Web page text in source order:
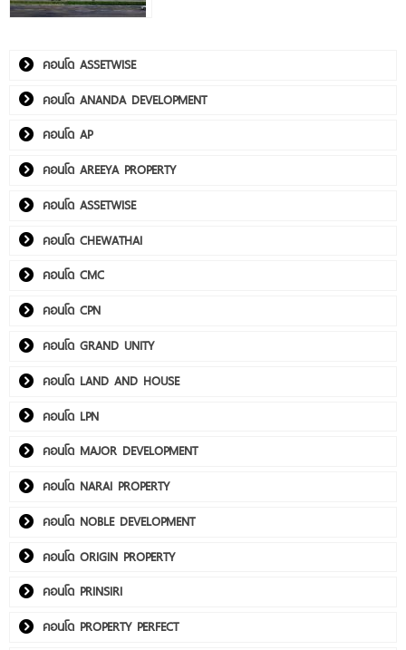
คอนโด ASSETWISE
คอนโด ANANDA DEVELOPMENT
คอนโด AP
คอนโด AREEYA PROPERTY
คอนโด ASSETWISE
คอนโด CHEWATHAI
คอนโด CMC
คอนโด CPN
คอนโด GRAND UNITY
คอนโด LAND AND HOUSE
คอนโด LPN
คอนโด MAJOR DEVELOPMENT
คอนโด NARAI PROPERTY
คอนโด NOBLE DEVELOPMENT
คอนโด ORIGIN PROPERTY
คอนโด PRINSIRI
คอนโด PROPERTY PERFECT